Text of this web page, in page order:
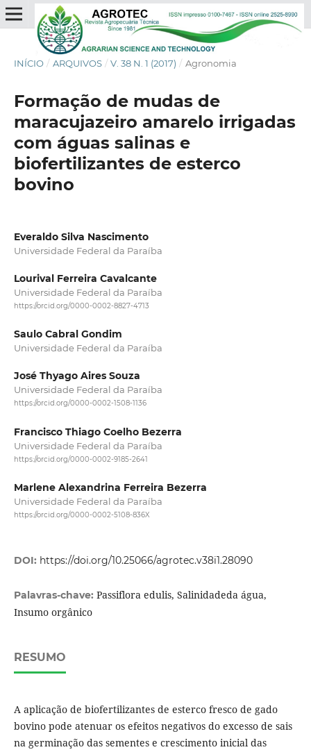
INÍCIO / ARQUIVOS / V. 38 N. 1 (2017) / Agronomia
Formação de mudas de
maracujazeiro amarelo irrigadas
com águas salinas e
biofertilizantes de esterco
bovino
Everaldo Silva Nascimento
Universidade Federal da Paraíba
Lourival Ferreira Cavalcante
Universidade Federal da Paraíba
https://orcid.org/0000-0002-8827-4713
Saulo Cabral Gondim
Universidade Federal da Paraíba
José Thyago Aires Souza
Universidade Federal da Paraíba
https://orcid.org/0000-0002-1508-1136
Francisco Thiago Coelho Bezerra
Universidade Federal da Paraíba
https://orcid.org/0000-0002-9185-2641
Marlene Alexandrina Ferreira Bezerra
Universidade Federal da Paraíba
https://orcid.org/0000-0002-5108-836X
DOI: https://doi.org/10.25066/agrotec.v38i1.28090
Palavras-chave: Passiflora edulis, Salinidadeda água,
Insumo orgânico
RESUMO
A aplicação de biofertilizantes de esterco fresco de gado
bovino pode atenuar os efeitos negativos do excesso de sais
na germinação das sementes e crescimento inicial das